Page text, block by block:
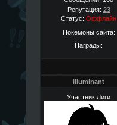
Репутация: 23
Статус: Оффлайн
Покемоны сайта:
Награды:
illuminant
Участник Лиги